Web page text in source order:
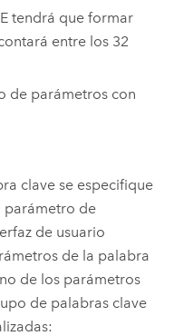
tendrá que formar
entre los 32
de parámetros con
clave se especifique
parámetro de
de usuario
de la palabra
de los parámetros
de palabras clave